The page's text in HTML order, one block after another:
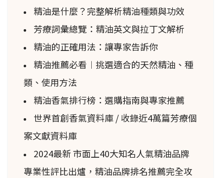
精油是什麼？完整解析精油種類與功效
芳療詞彙總覽：精油英文與拉丁文解析
精油的正確用法：讓專家告訴你
精油推薦必看︱挑選適合的天然精油、種
類、使用方法
精油香氣排行榜：選購指南與專家推薦
世界首創香氣資料庫 / 收錄近4萬篇芳療個
案文獻資料庫
2024最新 市面上40大知名人氣精油品牌
專業性評比出爐，精油品牌排名推薦完全攻